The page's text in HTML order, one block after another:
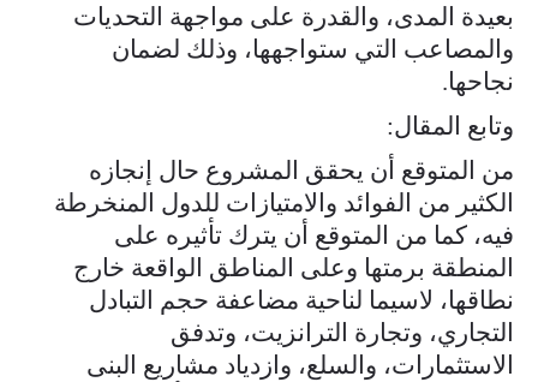
بعيدة المدى، والقدرة على مواجهة التحديات
والمصاعب التي ستواجهها، وذلك لضمان
نجاحها.
وتابع المقال:
من المتوقع أن يحقق المشروع حال إنجازه
الكثير من الفوائد والامتيازات للدول المنخرطة
فيه، كما من المتوقع أن يترك تأثيره على
المنطقة برمتها وعلى المناطق الواقعة خارج
نطاقها، لاسيما لناحية مضاعفة حجم التبادل
التجاري، وتجارة الترانزيت، وتدفق
الاستثمارات، والسلع، وازدياد مشاريع البنى